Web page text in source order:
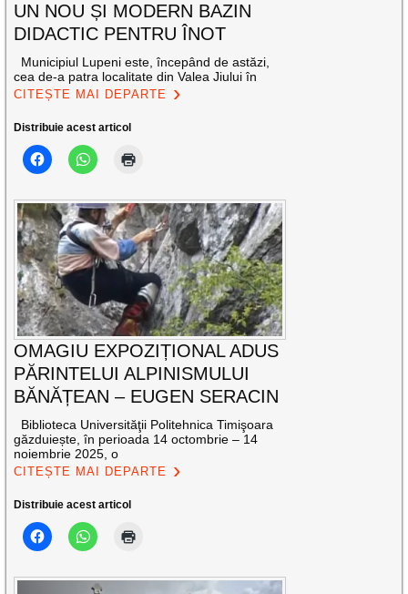
UN NOU ȘI MODERN BAZIN
DIDACTIC PENTRU ÎNOT
Municipiul Lupeni este, începând de astăzi,
cea de-a patra localitate din Valea Jiului în
CITEȘTE MAI DEPARTE
Distribuie acest articol
OMAGIU EXPOZIȚIONAL ADUS
PĂRINTELUI ALPINISMULUI
BĂNĂȚEAN – EUGEN SERACIN
Biblioteca Universităţii Politehnica Timişoara
găzduiește, în perioada 14 octombrie – 14
noiembrie 2025, o
CITEȘTE MAI DEPARTE
Distribuie acest articol